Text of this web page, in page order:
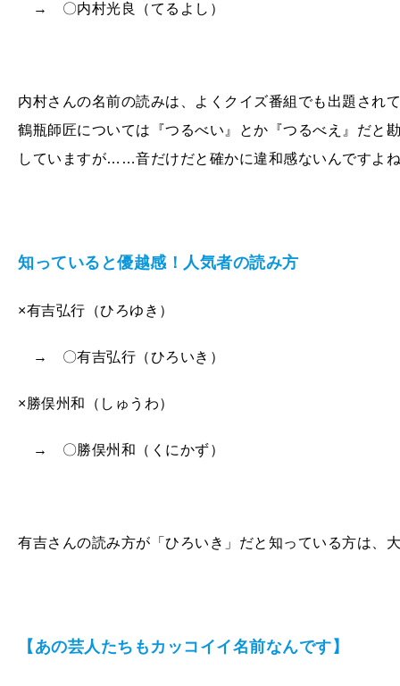
→ 〇内村光良（てるよし）
内村さんの名前の読みは、よくクイズ番組でも出題され
鶴瓶師匠については『つるべい』とか『つるべえ』だと
していますが……音だけだと確かに違和感ないんですよ
知っていると優越感！人気者の読み方
×有吉弘行（ひろゆき）
→ 〇有吉弘行（ひろいき）
×勝俣州和（しゅうわ）
→ 〇勝俣州和（くにかず）
有吉さんの読み方が「ひろいき」だと知っている方は、
【あの芸人たちもカッコイイ名前なんです】